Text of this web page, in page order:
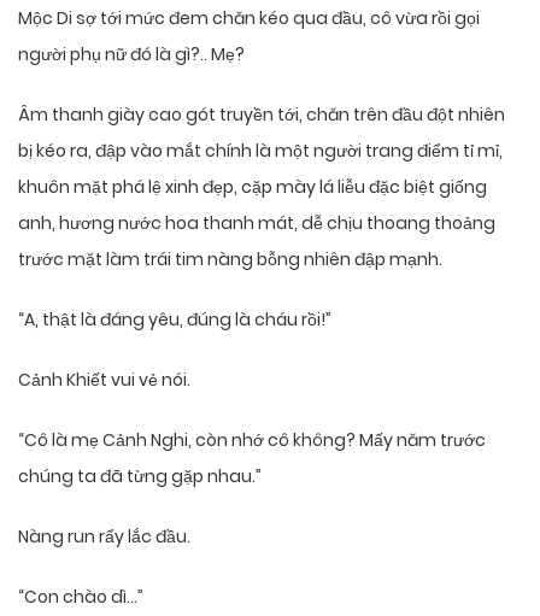
Mộc Di sợ tới mức đem chăn kéo qua đầu, cô vừa rồi gọi
người phụ nữ đó là gì?.. Mẹ?
Âm thanh giày cao gót truyền tới, chăn trên đầu đột nhiên
bị kéo ra, đập vào mắt chính là một người trang điểm tỉ mỉ,
khuôn mặt phá lệ xinh đẹp, cặp mày lá liễu đặc biệt giống
anh, hương nước hoa thanh mát, dễ chịu thoang thoảng
trước mặt làm trái tim nàng bỗng nhiên đập mạnh.
“A, thật là đáng yêu, đúng là cháu rồi!”
Cảnh Khiết vui vẻ nói.
“Cô là mẹ Cảnh Nghi, còn nhớ cô không? Mấy năm trước
chúng ta đã từng gặp nhau.”
Nàng run rẩy lắc đầu.
“Con chào dì…”